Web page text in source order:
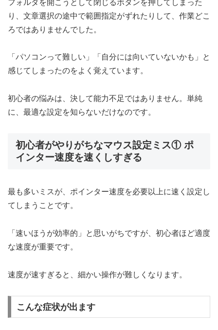
フォルダを開こうとして閉じるボタンを押してしまった
り、文章選択の途中で範囲指定がずれたりして、作業どこ
ろではありませんでした。
「パソコンって難しい」「自分には向いていないかも」と
感じてしまったのをよく覚えています。
初心者の悩みは、決して能力不足ではありません。単純
に、最適な設定を知らないだけなのです。
初心者がやりがちなマウス設定ミス① ポ
インター速度を速くしすぎる
最も多いミスが、ポインター速度を必要以上に速く設定し
てしまうことです。
「速いほうが効率的」と思いがちですが、初心者ほど適度
な速度が重要です。
速度が速すぎると、細かい操作が難しくなります。
こんな症状が出ます